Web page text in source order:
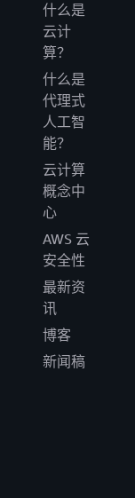
什么是
云计
算？
什么是
代理式
人工智
能？
云计算
概念中
心
AWS 云
安全性
最新资
讯
博客
新闻稿